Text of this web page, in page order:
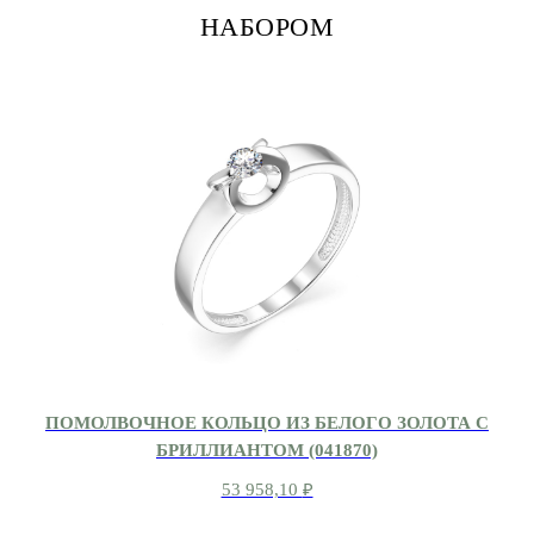
НАБОРОМ
ПОМОЛВОЧНОЕ КОЛЬЦО ИЗ БЕЛОГО ЗОЛОТА С
БРИЛЛИАНТОМ (041870)
53 958,10 ₽